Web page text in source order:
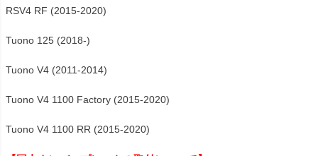
RSV4 RF (2015-2020)
Tuono 125 (2018-)
Tuono V4 (2011-2014)
Tuono V4 1100 Factory (2015-2020)
Tuono V4 1100 RR (2015-2020)